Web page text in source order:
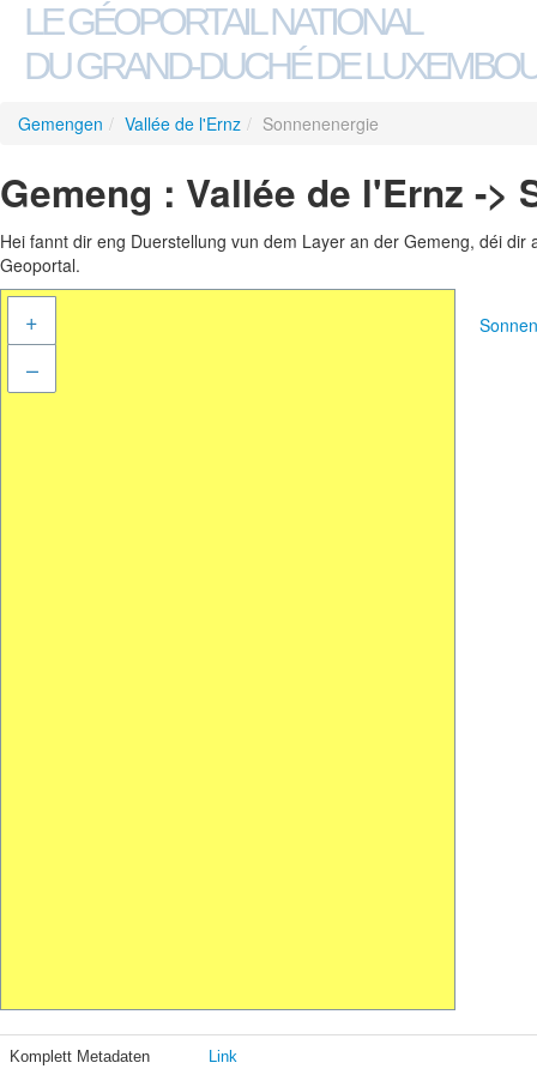
LE GÉOPORTAIL NATIONAL
DU GRAND-DUCHÉ DE
Gemengen / Vallée de l'Ernz / Sonnenenergie
Gemeng : Vallée de l'Ernz ->
Hei fannt dir eng Duerstellung vun dem Layer an der Gemeng, déi
Geoportal.
+
–
Komplett Metadaten Link